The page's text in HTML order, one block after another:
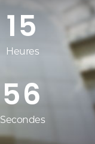
15
Heures
54
Secondes